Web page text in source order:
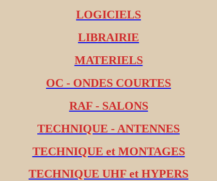
LOGICIELS
LIBRAIRIE
MATERIELS
OC - ONDES COURTES
RAF - SALONS
TECHNIQUE - ANTENNES
TECHNIQUE et MONTAGES
TECHNIQUE UHF et HYPERS